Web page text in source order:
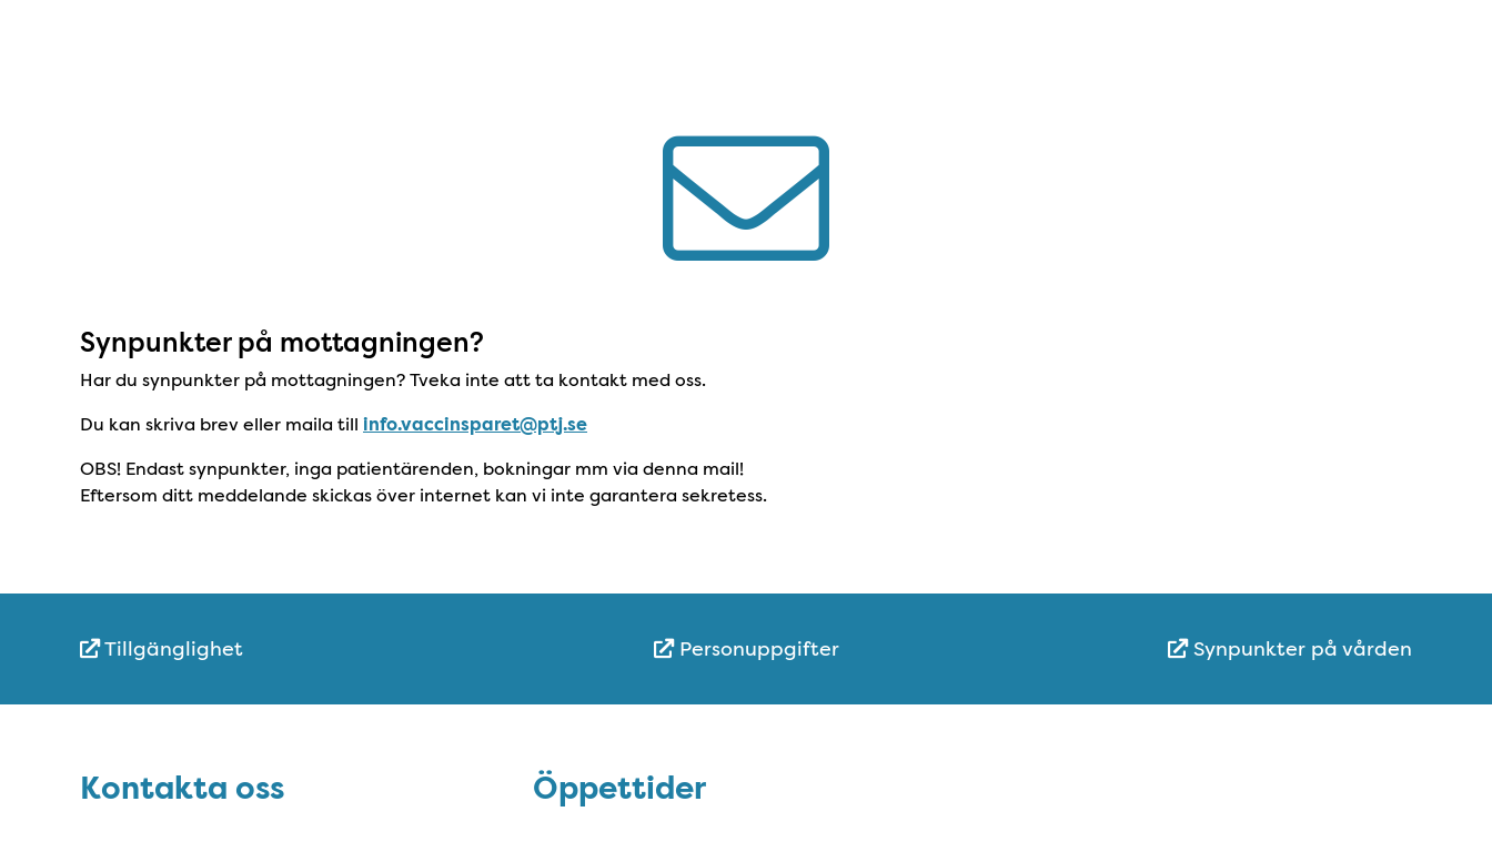
Synpunkter på mottagningen?
Har du synpunkter på mottagningen? Tveka inte att ta kontakt med oss.
Du kan skriva brev eller maila till info.vaccinsparet@ptj.se
OBS! Endast synpunkter, inga patientärenden, bokningar mm via denna mail!
Eftersom ditt meddelande skickas över internet kan vi inte garantera sekretess.
Snabblänkar
Tillgänglighet Personuppgifter Synpunkter på vården
Kontakta oss
Kontakta oss Öppettider
Öppettider